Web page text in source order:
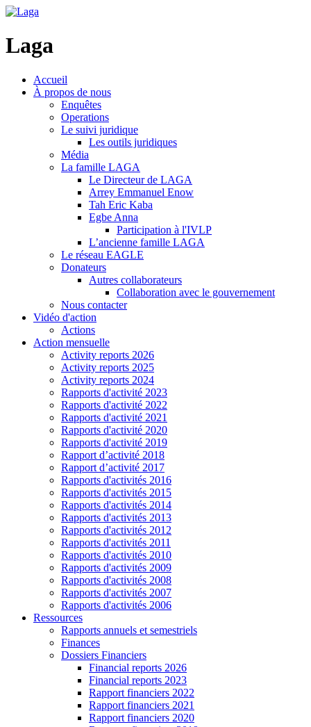
Laga
Accueil
À propos de nous
Enquêtes
Operations
Le suivi juridique
Les outils juridiques
Média
La famille LAGA
Le Directeur de LAGA
Arrey Emmanuel Enow
Tah Eric Kaba
Egbe Anna
Participation à l'IVLP
L’ancienne famille LAGA
Le réseau EAGLE
Donateurs
Autres collaborateurs
Collaboration avec le gouvernement
Nous contacter
Vidéo d'action
Actions
Action mensuelle
Activity reports 2026
Activity reports 2025
Activity reports 2024
Rapports d'activité 2023
Rapports d'activité 2022
Rapports d'activité 2021
Rapports d'activité 2020
Rapports d'activité 2019
Rapport d’activité 2018
Rapport d’activité 2017
Rapports d'activités 2016
Rapports d'activités 2015
Rapports d'activités 2014
Rapports d'activités 2013
Rapports d'activités 2012
Rapports d'activités 2011
Rapports d'activités 2010
Rapports d'activités 2009
Rapports d'activités 2008
Rapports d'activités 2007
Rapports d'activités 2006
Ressources
Rapports annuels et semestriels
Finances
Dossiers Financiers
Financial reports 2026
Financial reports 2023
Rapport financiers 2022
Rapport financiers 2021
Rapport financiers 2020